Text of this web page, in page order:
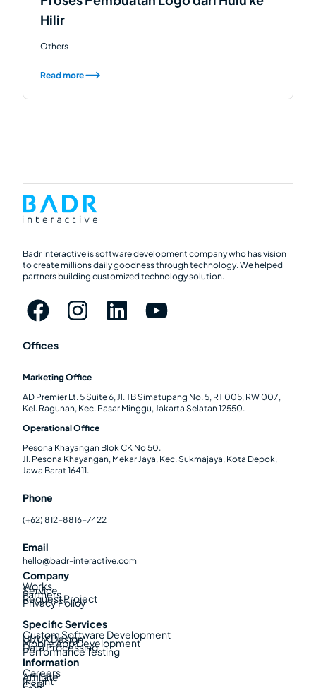
Hilir
Others
Read more
Badr Interactive is software development company who has vision
to create millions daily goodness through technology. We helped
partners building customized technology solution.
Offices
Marketing Office
AD Premier Lt. 5 Suite 6, Jl. TB Simatupang No. 5, RT 005, RW 007,
Kel. Ragunan, Kec. Pasar Minggu, Jakarta Selatan 12550.
Operational Office
Pesona Khayangan Blok CK No 50.
Jl. Pesona Khayangan, Mekar Jaya, Kec. Sukmajaya, Kota Depok,
Jawa Barat 16411.
Phone
(+62) 812-8816-7422
Email
hello@badr-interactive.com
Company
Works
Service
Partners
Request Project
Privacy Policy
Specific Services
Custom Software Development
UI/UX Design
Mobile App Development
Data Processing
Performance Testing
Information
Careers
Affiliate
Insight
CSR